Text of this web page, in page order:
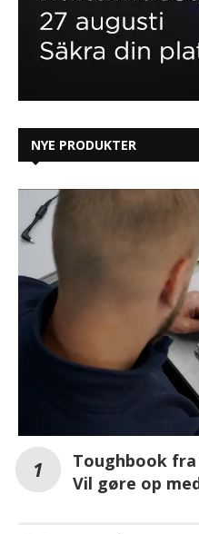
NYE PRODUKTER
Toughbook fra
Vil gøre op